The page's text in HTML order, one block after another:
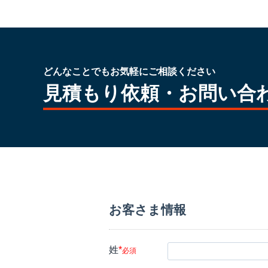
どんなことでもお気軽にご相談ください
見積もり依頼・お問い合